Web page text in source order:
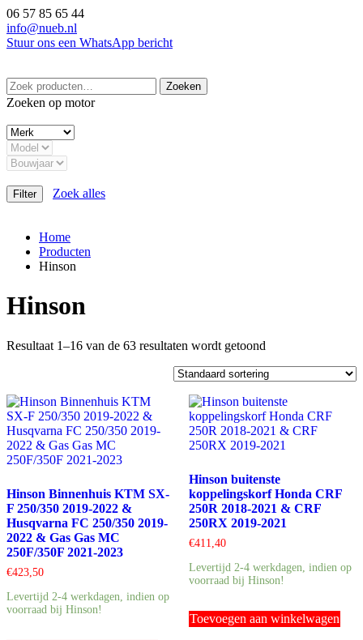
Ga
naar
de
06 57 85 65 44
info@nueb.nl
Stuur ons een WhatsApp bericht
Zoeken
naar:
Zoeken
Zoeken op motor
Filter Zoek alles
Home
Producten
Hinson
Hinson
Resultaat 1–16 van de 63 resultaten wordt getoond
Hinson Binnenhuis KTM SX-
F 250/350 2019-2022 &
Husqvarna FC 250/350 2019-
2022 & Gas Gas MC
250F/350F 2021-2023
€423,50
Levertijd 2-4 werkdagen, indien op
voorraad bij Hinson!
Hinson buitenste
koppelingskorf Honda CRF
250R 2018-2021 & CRF
250RX 2019-2021
€411,40
Levertijd 2-4 werkdagen, indien op
voorraad bij Hinson!
Toevoegen aan winkelwagen